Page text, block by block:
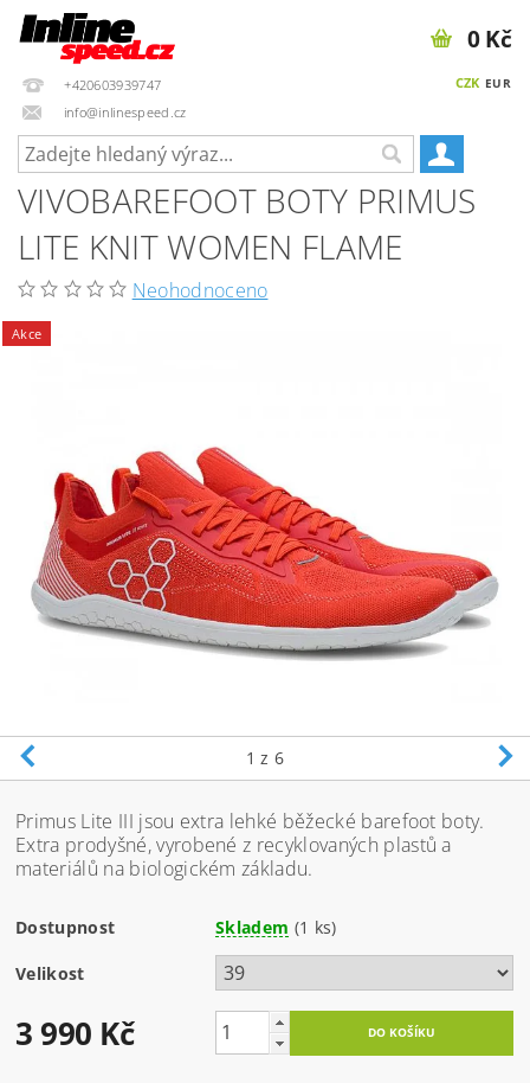
+420603939747
info@inlinespeed.cz
CZK EUR
0 Kč
VIVOBAREFOOT BOTY PRIMUS
LITE KNIT WOMEN FLAME
Neohodnoceno
Akce
1 z 6
Primus Lite III jsou extra lehké běžecké barefoot boty.
Extra prodyšné, vyrobené z recyklovaných plastů a
materiálů na biologickém základu.
Dostupnost Skladem (1 ks)
Velikost
3 990 Kč